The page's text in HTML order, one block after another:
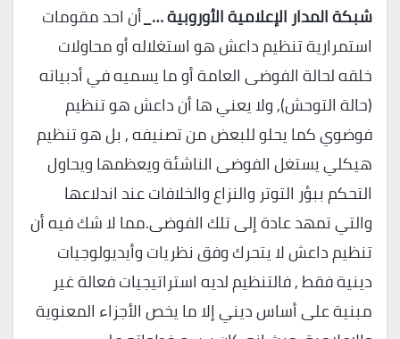
شبكة المدار الإعلامية الأوروبية …_أن احد مقومات
استمرارية تنظيم داعش هو استغلاله أو محاولات
خلقه لحالة الفوضى العامة أو ما يسميه في أدبياته
(حالة التوحش), ولا يعني ها أن داعش هو تنظيم
فوضوي كما يحلو للبعض من تصنيفه , بل هو تنظيم
هيكلي يستغل الفوضى الناشئة ويعظمها ويحاول
التحكم ببؤر التوتر والنزاع والخلافات عند اندلاعها
والتي تمهد عادة إلى تلك الفوضى.مما لا شك فيه أن
تنظيم داعش لا يتحرك وفق نظريات وأيديولوجيات
دينية فقط , فالتنظيم لديه استراتيجيات فعالة غير
مبنية على أساس ديني إلا ما يخص الأجزاء المعنوية